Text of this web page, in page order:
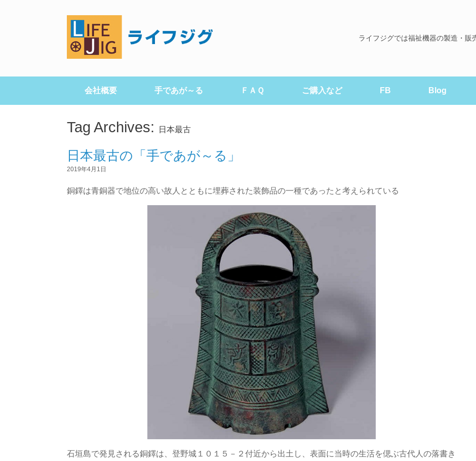
ライフジグでは福祉機器の製造・販
会社概要 手であが～る ＦＡＱ ご購入など FB Blog
Tag Archives: 日本最古
日本最古の「手であが～る」
2019年4月1日
銅鐸は青銅器で地位の高い故人とともに埋葬された装飾品の一種であったと考えられている
石垣島で発見される銅鐸は、登野城１０１５－２付近から出土し、表面に当時の生活を偲ぶ古代人の落書き